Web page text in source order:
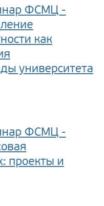
ФСМЦ -
как
университета
ФСМЦ -
проекты и